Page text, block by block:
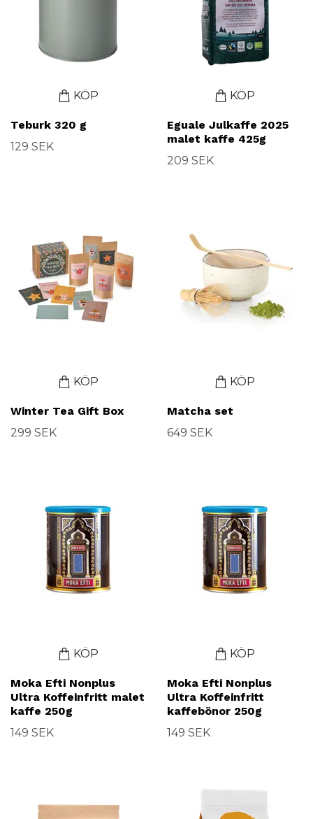
KÖP
Teburk 320 g
129 SEK
KÖP
Eguale Julkaffe 2025
malet kaffe 425g
209 SEK
KÖP
Winter Tea Gift Box
299 SEK
KÖP
Matcha set
649 SEK
KÖP
Moka Efti Nonplus
Ultra Koffeinfritt malet
kaffe 250g
149 SEK
KÖP
Moka Efti Nonplus
Ultra Koffeinfritt
kaffebönor 250g
149 SEK